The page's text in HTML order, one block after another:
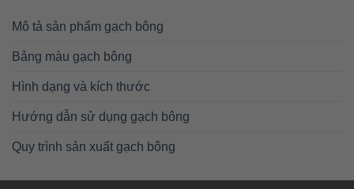
Mô tả sản phẩm gạch bông
Bảng màu gạch bông
Hình dạng và kích thước
Hướng dẫn sử dụng gạch bông
Quy trình sản xuất gạch bông